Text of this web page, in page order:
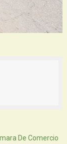
De Comercio